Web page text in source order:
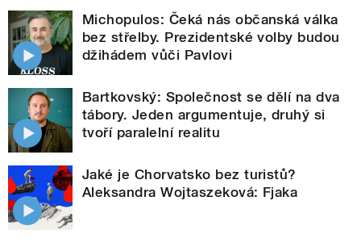
Michopulos: Čeká nás občanská válka
bez střelby. Prezidentské volby budou
džihádem vůči Pavlovi
Bartkovský: Společnost se dělí na dva
tábory. Jeden argumentuje, druhý si
tvoří paralelní realitu
Jaké je Chorvatsko bez turistů?
Aleksandra Wojtaszeková: Fjaka